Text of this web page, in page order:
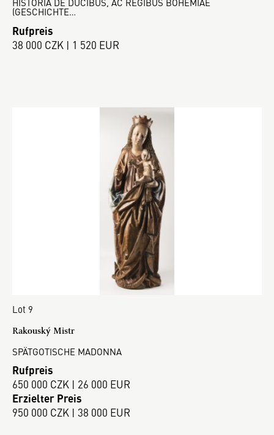
(GESCHICHTE…
Rufpreis
38 000 CZK | 1 520 EUR
Lot 9
Rakouský Mistr
SPÄTGOTISCHE MADONNA
Rufpreis
650 000 CZK | 26 000 EUR
Erzielter Preis
950 000 CZK | 38 000 EUR